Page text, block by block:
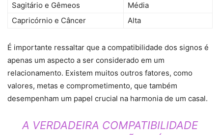
Sagitário e Gêmeos
Média
Capricórnio e Câncer
Alta
É importante ressaltar que a compatibilidade dos signos é
apenas um aspecto a ser considerado em um
relacionamento. Existem muitos outros fatores, como
valores, metas e comprometimento, que também
desempenham um papel crucial na harmonia de um casal.
A VERDADEIRA COMPATIBILIDADE